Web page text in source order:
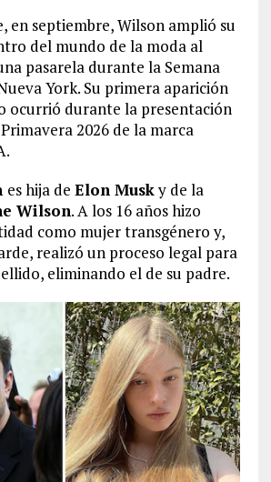
en septiembre, Wilson amplió su
del mundo de la moda al
pasarela durante la Semana
York. Su primera aparición
ocurrió durante la presentación
2026 de la marca
es hija de Elon Musky de la
Wilson. A los 16 años hizo
como mujer transgénero y,
realizó un proceso legal para
eliminando el de su padre.